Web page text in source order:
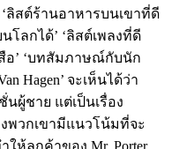
ลิสต์ร้านอาหารบนเขาที่ดี
โลกได้’ ‘ลิสต์เพลงที่ดี
อ’ ‘บทสัมภาษณ์กับนัก
Hagen’ จะเห็นได้ว่า
ผู้ชาย แต่เป็นเรื่อง
พวกเขามีแนวโน้มที่จะ
ห้ลูกค้าของ Mr. Porter